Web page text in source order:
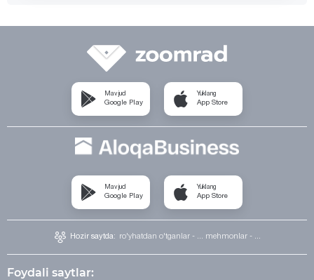
Mavjud
Google Play
Yuklang
App Store
Mavjud
Google Play
Yuklang
App Store
Hozir saytda: ro'yhatdan o'tganlar - ... mehmonlar - ...
Foydali saytlar: